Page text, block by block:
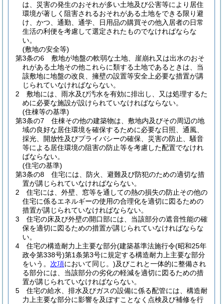
は、災害の発生のおそれが多い土地及び公害等により居住
環境が著しく阻害されるおそれがある土地をできる限り避
け、かつ、通勤、通学、日用品の購買その他入居者の日常
生活の利便を考慮して選定されたものでなければならな
い。
(敷地の安全等)
第3条の6
敷地が地盤の軟弱な土地、崖崩れ又は出水のおそ
れがある土地その他これらに類する土地であるときは、当
該敷地に地盤の改良、擁壁の設置等安全上必要な措置が講
じられていなければならない。
2
敷地には、雨水及び汚水を有効に排出し、又は処理するた
めに必要な施設が設けられていなければならない。
(住棟等の基準)
第3条の7
住棟その他の建築物は、敷地内及びその周辺の地
域の良好な居住環境を確保するために必要な日照、通風、
採光、開放性及びプライバシーの確保、災害の防止、騒音
等による居住環境の阻害の防止等を考慮した配置でなけれ
ばならない。
(住宅の基準)
第3条の8
住宅には、防火、避難及び防犯のための適切な措
置が講じられていなければならない。
2
住宅には、外壁、窓等を通しての熱の損失の防止その他の
住宅に係るエネルギーの使用の合理化を適切に図るための
措置が講じられていなければならない。
3
住宅の床及び外壁の開口部には、当該部分の遮音性能の確
保を適切に図るための措置が講じられていなければならな
い。
4
住宅の構造耐力上主要な部分(建築基準法施行令(昭和25年
政令第338号)第1条第3号に規定する構造耐力上主要な部分
をいう。 次項において同じ。)及びこれと一体的に整備され
る部分には、当該部分の劣化の軽減を適切に図るための措
置が講じられていなければならない。
5
住宅の給水、排水及びガスの設備に係る配管には、構造耐
力上主要な部分に影響を及ぼすことなく点検及び補修を行